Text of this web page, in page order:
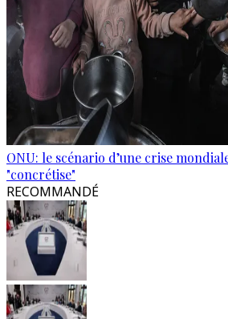
ONU: le scénario d’une crise
"concrétise"
RECOMMANDÉ